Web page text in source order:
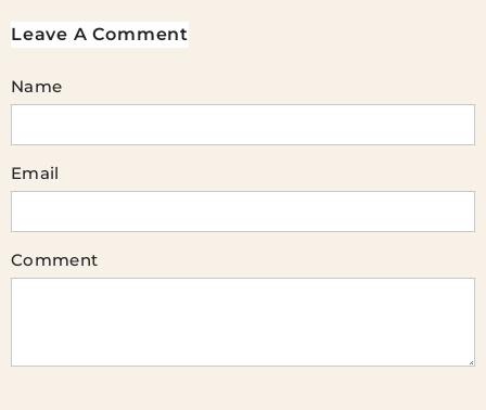
Leave A Comment
Name
Email
Comment